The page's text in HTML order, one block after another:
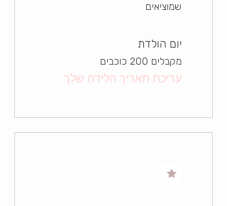
שמוציאים
יום הולדת
מקבלים 200 ‏כוכבים
עריכת תאריך הלידה שלך